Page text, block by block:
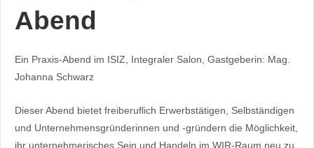
Abend
Ein Praxis-Abend im ISIZ, Integraler Salon, Gastgeberin: Mag.
Johanna Schwarz
Dieser Abend bietet freiberuflich Erwerbstätigen, Selbständigen
und Unternehmensgründerinnen und -gründern die Möglichkeit,
ihr unternehmerisches Sein und Handeln im WIR-Raum neu zu